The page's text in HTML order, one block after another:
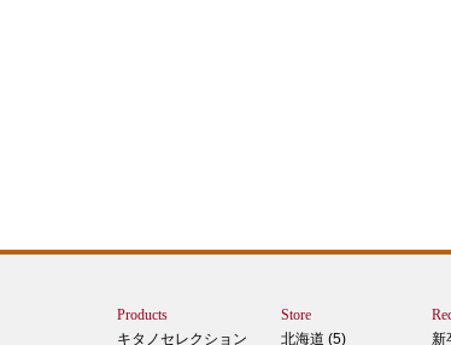
Products
キタノセレクション
Store
北海道 (5)
新